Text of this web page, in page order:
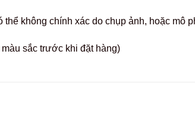
không chính xác do chụp ảnh, hoặc mô
sắc trước khi đặt hàng)